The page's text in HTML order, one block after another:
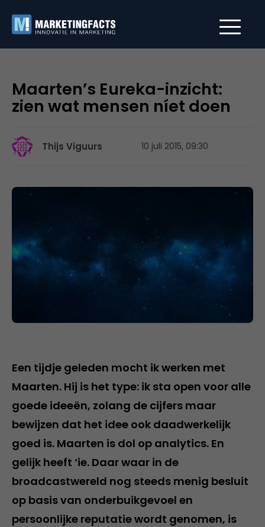
Maarten’s Eureka-inzicht:
zien wat mensen níet doen
Thijs Viguurs 10 juli 2015, 09:30
Een tijdje geleden mocht ik werken met
Maarten. Hij is het type: ik sta open voor alle
goede ideeën, zolang de cijfers maar
bewijzen dat het idee ook daadwerkelijk
goed is. Maarten is dol op analytics. En
gelijk heeft ‘ie. Daar waar in de
broadcastwereld nog steeds menig besluit
op basis van onderbuikgevoel en
persoonlijke reputatie wordt genomen, is